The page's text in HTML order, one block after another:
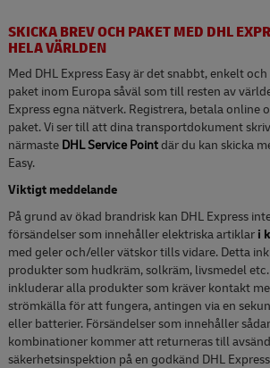
SKICKA BREV OCH PAKET MED DHL
HELA VÄRLDEN
Med DHL Express Easy är det snabbt, enkelt
paket inom Europa såväl som till resten av
Express egna nätverk. Registrera, betala online
paket. Vi ser till att dina transportdokument
närmaste DHL Service Pointdär du kan skicka
Easy.
Viktigt meddelande
På grund av ökad brandrisk kan DHL Express
försändelser som innehåller elektriska artiklar i
med geler och/eller vätskor tills vidare. Detta
produkter som hudkräm, solkräm, livsmedel
inkluderar alla produkter som kräver kontakt
strömkälla för att fungera, antingen via en
eller batterier. Försändelser som innehåller
kombinationer kommer att returneras till
säkerhetsinspektion på en godkänd DHL